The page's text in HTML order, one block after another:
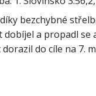
bezchybné
a propadl se
do cíle na 7.